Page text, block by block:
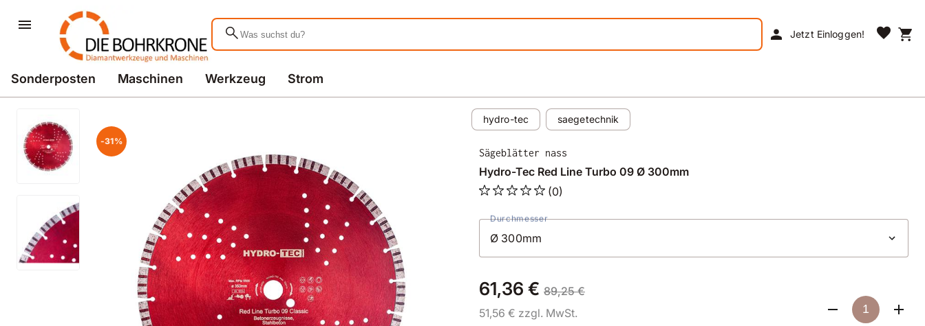
search person Jetzt Einloggen! favorite shopping_cart
Sonderposten Maschinen Werkzeug Strom
-31%
hydro-tec saegetechnik
Sägeblätter nass
Hydro-Tec Red Line Turbo 09 Ø 300mm
(0)
Durchmesser
61,36 € 89,25 €
51,56 € zzgl. MwSt.